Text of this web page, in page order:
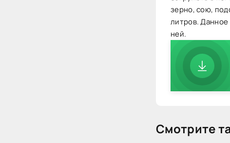
зерно, сою,
литров. Данное
ней.
Смотрите